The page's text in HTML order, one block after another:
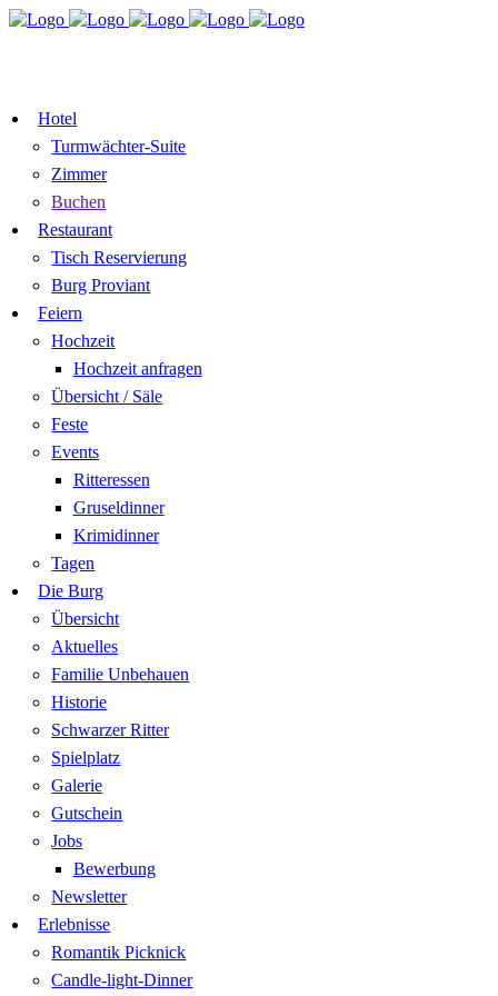
Hotel
Turmwächter-Suite
Zimmer
Buchen
Restaurant
Tisch Reservierung
Burg Proviant
Feiern
Hochzeit
Hochzeit anfragen
Übersicht / Säle
Feste
Events
Ritteressen
Gruseldinner
Krimidinner
Tagen
Die Burg
Übersicht
Aktuelles
Familie Unbehauen
Historie
Schwarzer Ritter
Spielplatz
Galerie
Gutschein
Jobs
Bewerbung
Newsletter
Erlebnisse
Romantik Picknick
Candle-light-Dinner